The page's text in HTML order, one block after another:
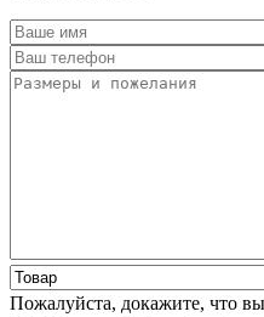
Пожалуйста, докажите, что